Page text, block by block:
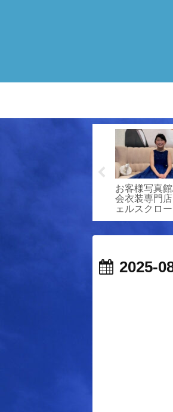
4頁見開き＆
込みができ
ファイル』
ンスタート！
2025-